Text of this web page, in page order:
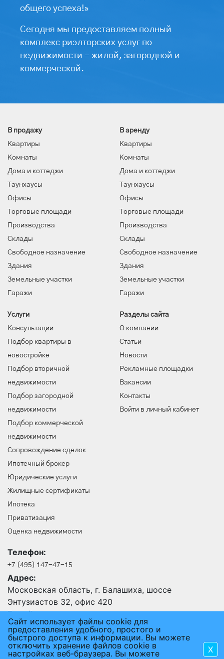
общего успеха!»
Сегодня мы предоставляем полный
комплекс риэлторских услуг по
недвижимости - жилой, загородной и
коммерческой.
В продажу
Квартиры
Комнаты
Дома и коттеджи
Таунхаусы
Офисы
Торговые площади
Производства
Склады
Свободное назначение
Здания
Земельные участки
Гаражи
В аренду
Квартиры
Комнаты
Дома и коттеджи
Таунхаусы
Офисы
Торговые площади
Производства
Склады
Свободное назначение
Здания
Земельные участки
Гаражи
Услуги
Консультации
Подбор квартиры в
новостройке
Подбор вторичной
недвижимости
Подбор загородной
недвижимости
Подбор коммерческой
недвижимости
Сопровождение сделок
Ипотечный брокер
Юридические услуги
Жилищные сертификаты
Ипотека
Приватизация
Оценка недвижимости
Разделы сайта
О компании
Статьи
Новости
Рекламные площадки
Вакансии
Контакты
Войти в личный кабинет
Телефон:
+7 (495) 147-47-15
Адрес:
Московская область, г. Балашиха, шоссе
Энтузиастов 32, офис 420
E-mail:
24@an-rus.ru
2015 - 2026 © АГЕНТСТВО НЕДВИЖИМОСТИ РУСЬ
Сайт использует файлы cookie для
предоставления удобного, простого и
быстрого доступа к информации. Вы можете
отключить хранение файлов cookie в
настройках веб-браузера. Вы можете
X